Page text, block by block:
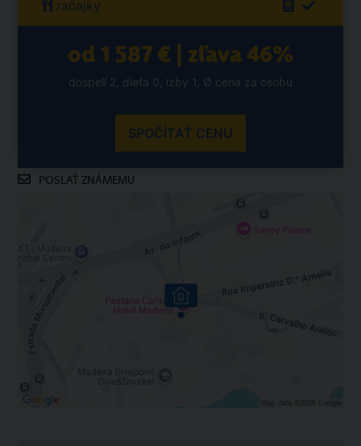
raňajky
od 1 587 € | zľava 46%
dospelí 2, dieťa 0, izby 1, Ø cena za osobu
SPOČÍTAŤ CENU
POSLAŤ ZNÁMEMU